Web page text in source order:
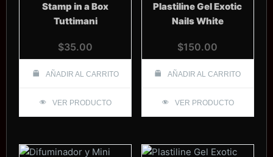
Stamp in a Box
Tuttimani
$35.00
AÑADIR AL CARRITO
VER PRODUCTO
Plastiline Gel Exotic
Nails White
$150.00
AÑADIR AL CARRITO
VER PRODUCTO